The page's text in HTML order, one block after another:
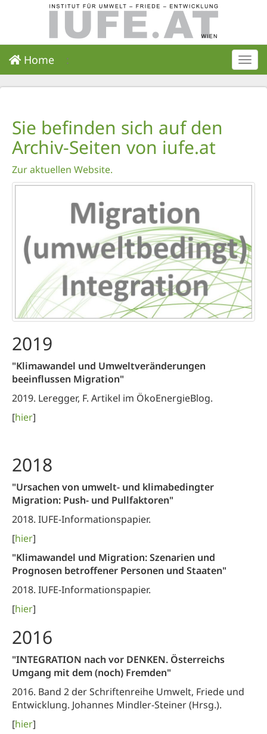
Home :
Sie befinden sich auf den
Archiv-Seiten von iufe.at
Zur aktuellen Website.
2019
"Klimawandel und Umweltveränderungen
beeinflussen Migration"
2019. Leregger, F. Artikel im ÖkoEnergieBlog.
[hier]
2018
"Ursachen von umwelt- und klimabedingter
Migration: Push- und Pullfaktoren"
2018. IUFE-Informationspapier.
[hier]
"Klimawandel und Migration: Szenarien und
Prognosen betroffener Personen und Staaten"
2018. IUFE-Informationspapier.
[hier]
2016
"INTEGRATION nach vor DENKEN. Österreichs
Umgang mit dem (noch) Fremden"
2016. Band 2 der Schriftenreihe Umwelt, Friede und
Entwicklung. Johannes Mindler-Steiner (Hrsg.).
[hier]